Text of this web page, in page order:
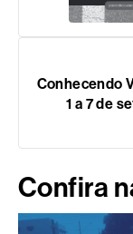
Conhecendo
1 a 7 de
Confira